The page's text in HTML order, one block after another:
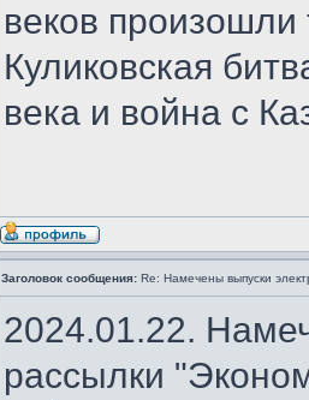
веков
Куликовская
века и война с
Заголовок сообщения: Re: Намечены выпуски
2024.01.22.
рассылки